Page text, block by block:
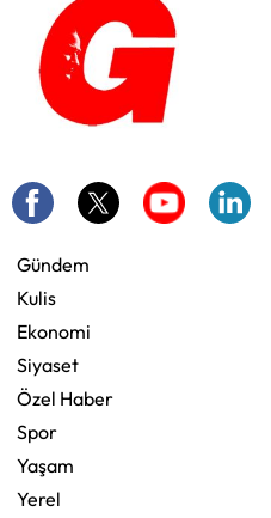
Gündem
Kulis
Ekonomi
Siyaset
Özel Haber
Spor
Yaşam
Yerel